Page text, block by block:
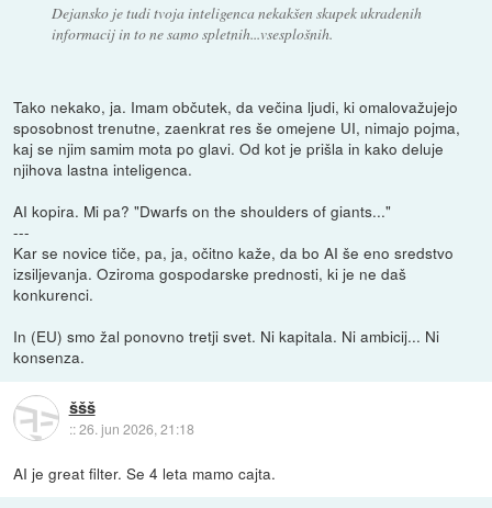
Dejansko je tudi tvoja inteligenca nekakšen skupek ukradenih
informacij in to ne samo spletnih...vsesplošnih.
Tako nekako, ja. Imam občutek, da večina ljudi, ki omalovažujejo
sposobnost trenutne, zaenkrat res še omejene UI, nimajo pojma,
kaj se njim samim mota po glavi. Od kot je prišla in kako deluje
njihova lastna inteligenca.
AI kopira. Mi pa? "Dwarfs on the shoulders of giants..."
---
Kar se novice tiče, pa, ja, očitno kaže, da bo AI še eno sredstvo
izsiljevanja. Oziroma gospodarske prednosti, ki je ne daš
konkurenci.
In (EU) smo žal ponovno tretji svet. Ni kapitala. Ni ambicij... Ni
konsenza.
ššš
::26. jun 2026, 21:18
AI je great filter. Se 4 leta mamo cajta.